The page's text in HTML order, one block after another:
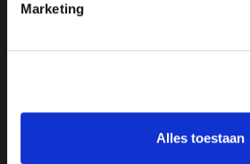
Marketing
Alles toestaan